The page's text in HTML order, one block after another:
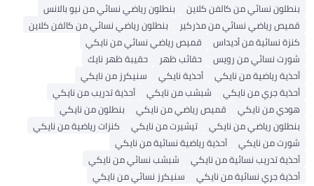
بنطلون نسائي من كالفن كلاين
بنطلون رياضي نسائي من نيو بالانس
قميص رياضي نسائي من مذركير
بنطلون رياضي نسائي من كالفن كلاين
كنزة نسائية من أديداس
قميص رياضي نسائي من نايكي
شورت نسائي من رويس
حقائب ظهر
حقيبة ظهر نايك
أحذية رياضية من نايكي
أحذية نايكي
سنيكرز من نايكي
أحذية جري من نايكي
شبشب من نايكي
أحذية تدريب من نايكي
هودي من نايكي
قميص رياضي من نايكي
بنطلون من نايكي
بنطلون رياضي من نايكي
تيشيرت من نايكي
كنزات رياضية من نايكي
شورت من نايكي
أحذية رياضية نسائية من نايكي
أحذية تدريب نسائية من نايكي
شبشب نسائي من نايكي
أحذية جري نسائية من نايكي
سنيكرز نسائي من نايكي